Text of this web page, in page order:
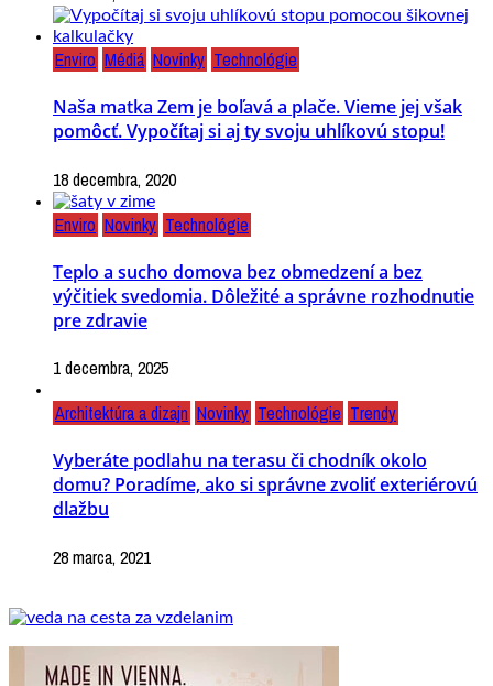
Enviro Médiá Novinky Technológie
Naša matka Zem je boľavá a plače. Vieme jej však
pomôcť. Vypočítaj si aj ty svoju uhlíkovú stopu!
18 decembra, 2020
Enviro Novinky Technológie
Teplo a sucho domova bez obmedzení a bez
výčitiek svedomia. Dôležité a správne rozhodnutie
pre zdravie
1 decembra, 2025
Architektúra a dizajn Novinky Technológie Trendy
Vyberáte podlahu na terasu či chodník okolo
domu? Poradíme, ako si správne zvoliť exteriérovú
dlažbu
28 marca, 2021